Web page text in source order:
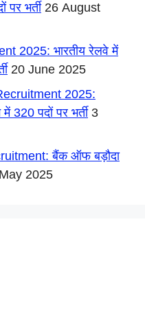
पर भर्ती 26 August
2025: भारतीय रेलवे में
20 June 2025
2025:
320 पदों पर भर्ती 3
बैंक ऑफ बड़ौदा
2025